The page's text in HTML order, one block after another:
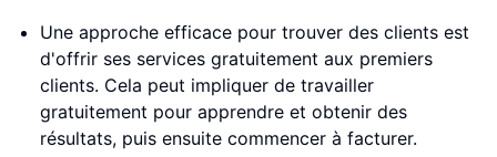
Une approche efficace pour trouver des clients est
d'offrir ses services gratuitement aux premiers
clients. Cela peut impliquer de travailler
gratuitement pour apprendre et obtenir des
résultats, puis ensuite commencer à facturer.